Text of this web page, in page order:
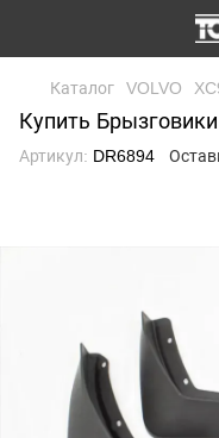
Каталог VOLVO
Купить
Артикул: DR6894